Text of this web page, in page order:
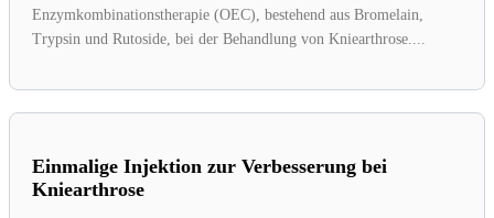
Enzymkombinationstherapie (OEC), bestehend aus Bromelain,
Trypsin und Rutoside, bei der Behandlung von Kniearthrose....
Einmalige Injektion zur Verbesserung bei
Kniearthrose